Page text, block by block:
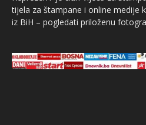
tijela za štampane i online medije
iz BiH – pogledati priloženu